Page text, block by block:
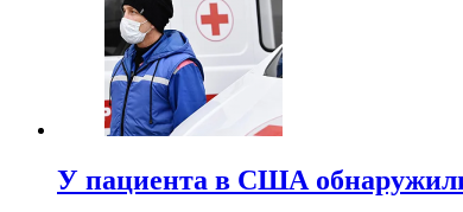
У пациента в США